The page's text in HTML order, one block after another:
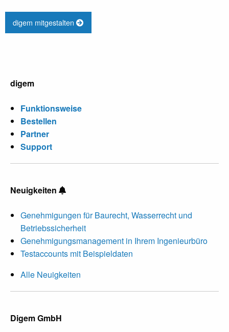
digem mitgestalten
digem
Funktionsweise
Bestellen
Partner
Support
Neuigkeiten
Genehmigungen für Baurecht, Wasserrecht und
Betriebssicherheit
Genehmigungsmanagement in Ihrem Ingenieurbüro
Testaccounts mit Beispieldaten
Alle Neuigkeiten
Digem GmbH